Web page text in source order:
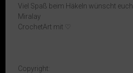
Viel Spaß beim Häkeln wünscht euch
Miralay
CrochetArt mit ♡
Copyright: